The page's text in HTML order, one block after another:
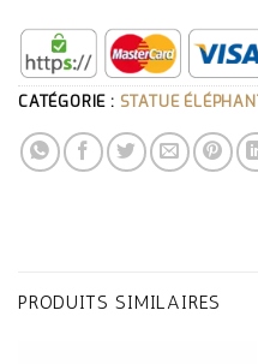
CATÉGORIE : STATUE
PRODUITS SIMILAIRES